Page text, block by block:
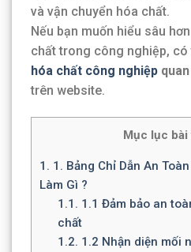
và vận chuyển hóa chất.
Nếu bạn muốn hiểu sâu
chất trong công nghiệp, có
hóa chất công nghiệp
trên website.
Mục lục bài
1. 1. Bảng Chỉ Dẫn An
Làm Gì ?
1.1. 1.1 Đảm bảo an
chất
1.2. 1.2 Nhận diện mối